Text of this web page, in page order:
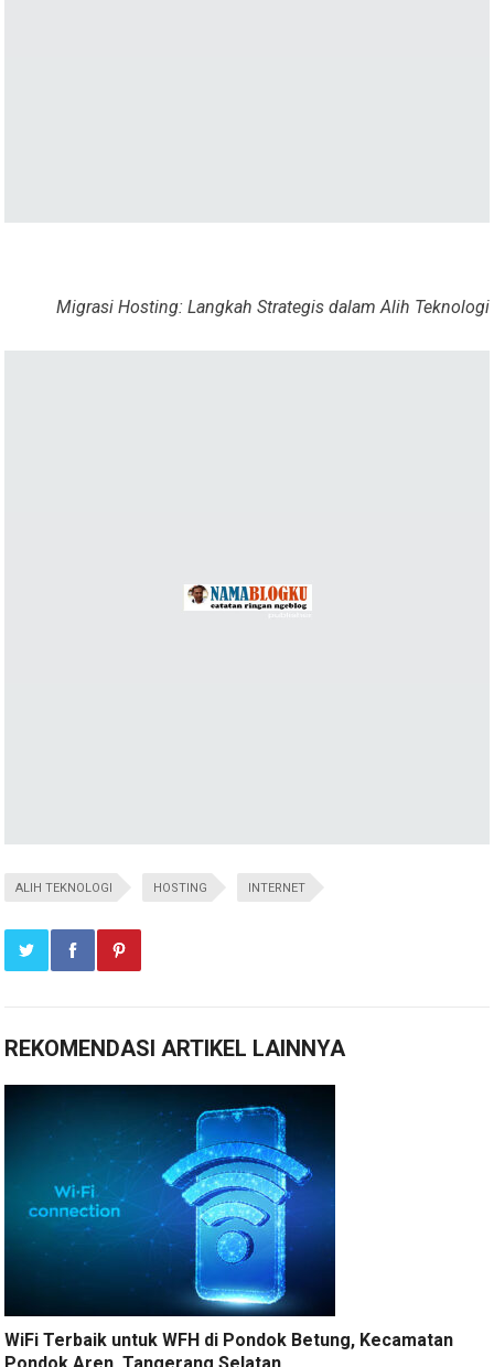
Migrasi Hosting: Langkah Strategis dalam Alih Teknologi
ALIH TEKNOLOGI HOSTING INTERNET
REKOMENDASI ARTIKEL LAINNYA
WiFi Terbaik untuk WFH di Pondok Betung, Kecamatan
Pondok Aren, Tangerang Selatan